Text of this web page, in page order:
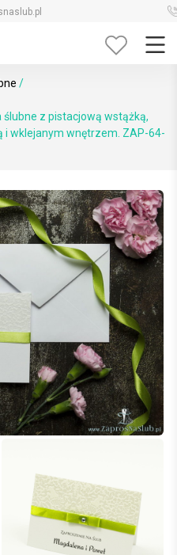
/
z pistacjową wstążką,
i wklejanym wnętrzem. ZAP-64-